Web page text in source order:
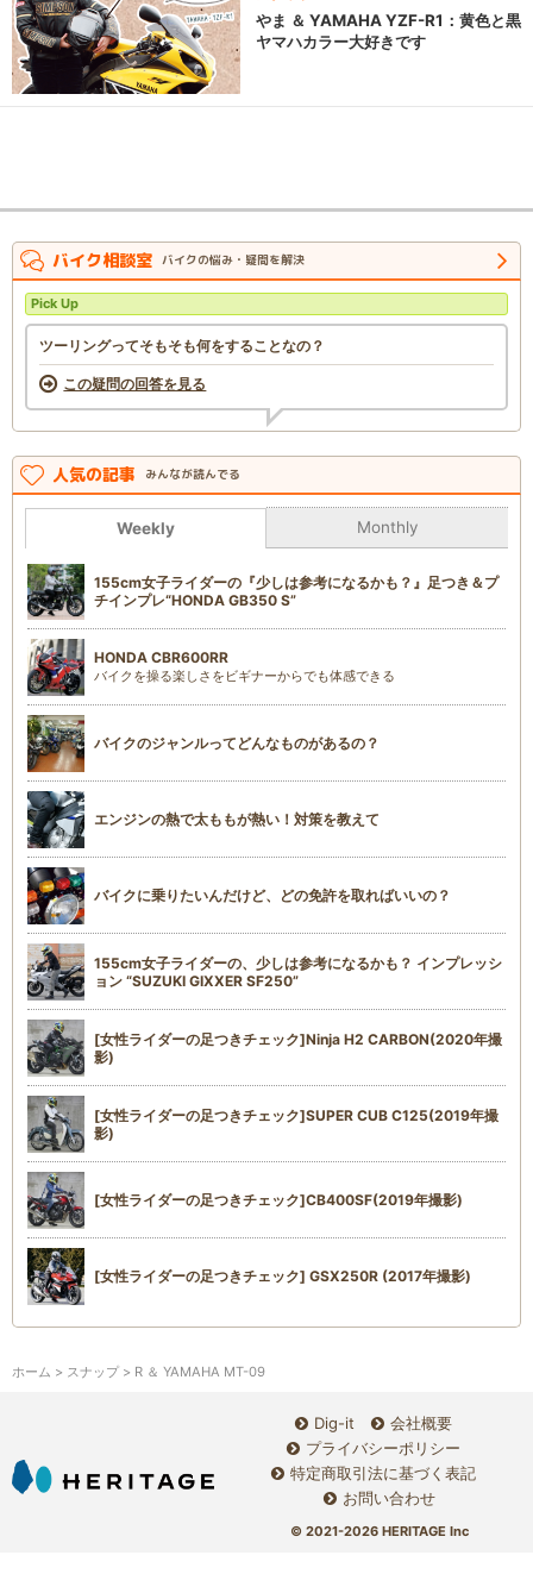
やま ＆ YAMAHA YZF-R1：黄色と黒
ヤマハカラー大好きです
バイク相談室 バイクの悩み・疑問を解決
Pick Up
ツーリングってそもそも何をすることなの？
この疑問の回答を見る
人気の記事 みんなが読んでる
Weekly Monthly
155cm女子ライダーの『少しは参考になるかも？』足つき＆プ
チインプレ“HONDA GB350 S”
HONDA CBR600RR
バイクを操る楽しさをビギナーからでも体感できる
バイクのジャンルってどんなものがあるの？
エンジンの熱で太ももが熱い！対策を教えて
バイクに乗りたいんだけど、どの免許を取ればいいの？
155cm女子ライダーの、少しは参考になるかも？ インプレッシ
ョン “SUZUKI GIXXER SF250”
[女性ライダーの足つきチェック]Ninja H2 CARBON(2020年撮
影)
[女性ライダーの足つきチェック]SUPER CUB C125(2019年撮
影)
[女性ライダーの足つきチェック]CB400SF(2019年撮影)
[女性ライダーの足つきチェック] GSX250R (2017年撮影)
ホーム > スナップ > R ＆ YAMAHA MT-09
Dig-it
会社概要
プライバシーポリシー
特定商取引法に基づく表記
お問い合わせ
© 2021-2026 HERITAGE Inc